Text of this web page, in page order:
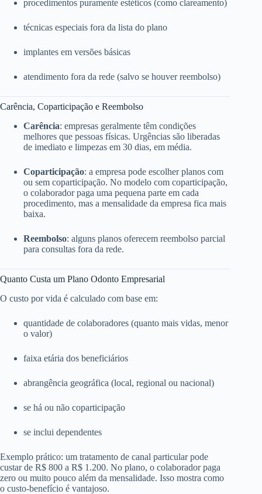
procedimentos puramente estéticos (como clareamento)
técnicas especiais fora da lista do plano
implantes em versões básicas
atendimento fora da rede (salvo se houver reembolso)
Carência, Coparticipação e Reembolso
Carência: empresas geralmente têm condições
melhores que pessoas físicas. Urgências são liberadas
de imediato e limpezas em 30 dias, em média.
Coparticipação: a empresa pode escolher planos com
ou sem coparticipação. No modelo com coparticipação,
o colaborador paga uma pequena parte em cada
procedimento, mas a mensalidade da empresa fica mais
baixa.
Reembolso: alguns planos oferecem reembolso parcial
para consultas fora da rede.
Quanto Custa um Plano Odonto Empresarial
O custo por vida é calculado com base em:
quantidade de colaboradores (quanto mais vidas, menor
o valor)
faixa etária dos beneficiários
abrangência geográfica (local, regional ou nacional)
se há ou não coparticipação
se inclui dependentes
Exemplo prático: um tratamento de canal particular pode
custar de R$ 800 a R$ 1.200. No plano, o colaborador paga
zero ou muito pouco além da mensalidade. Isso mostra como
o custo-benefício é vantajoso.